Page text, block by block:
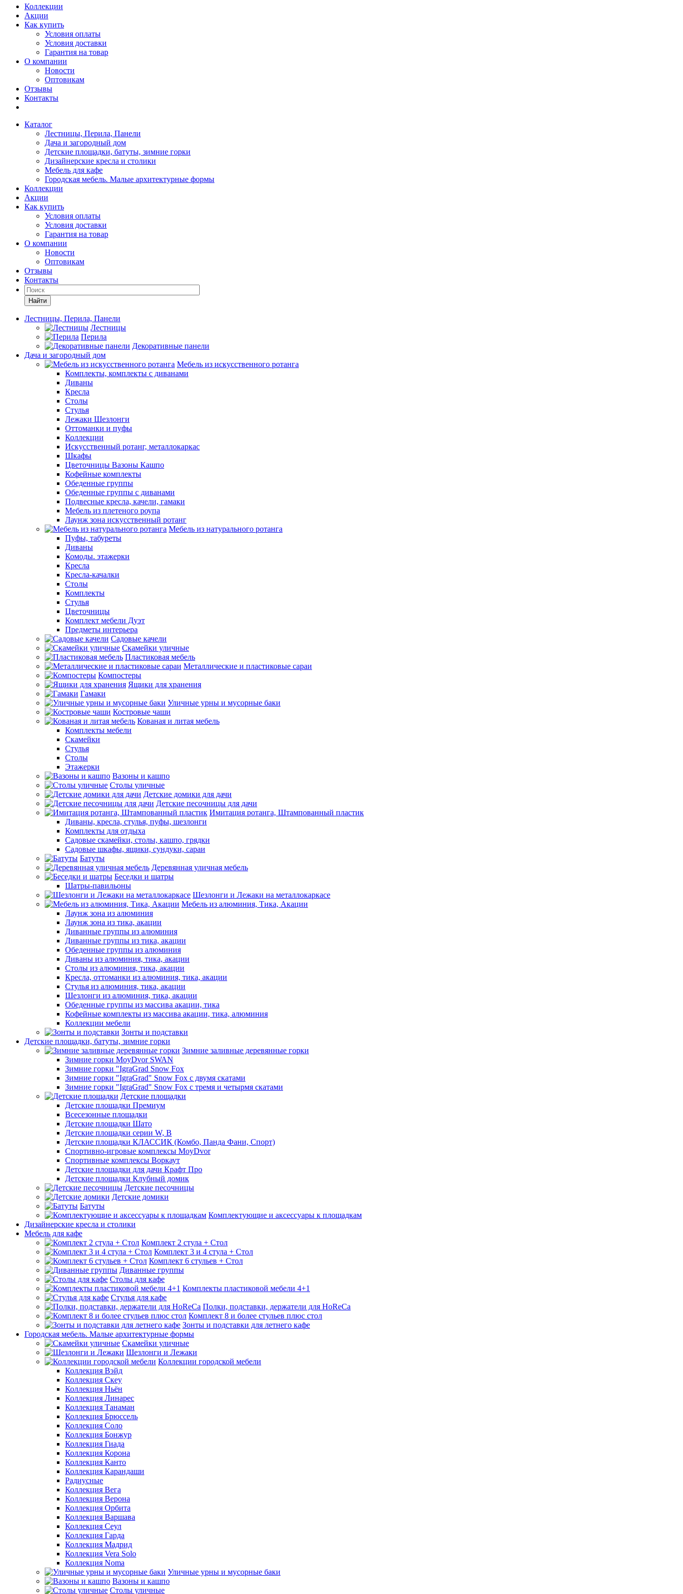
Коллекции
Акции
Как купить
Условия оплаты
Условия доставки
Гарантия на товар
О компании
Новости
Оптовикам
Отзывы
Контакты
Каталог
Лестницы, Перила, Панели
Дача и загородный дом
Детские площадки, батуты, зимние горки
Дизайнерские кресла и столики
Мебель для кафе
Городская мебель. Малые архитектурные формы
Коллекции
Акции
Как купить
Условия оплаты
Условия доставки
Гарантия на товар
О компании
Новости
Оптовикам
Отзывы
Контакты
Найти
Лестницы, Перила, Панели
Лестницы
Перила
Декоративные панели
Дача и загородный дом
Мебель из искусственного ротанга
Комплекты, комплекты с диванами
Диваны
Кресла
Столы
Стулья
Лежаки Шезлонги
Оттоманки и пуфы
Коллекции
Искусственный ротанг, металлокаркас
Шкафы
Цветочницы Вазоны Кашпо
Кофейные комплекты
Обеденные группы
Обеденные группы с диванами
Подвесные кресла, качели, гамаки
Мебель из плетеного роупа
Лаунж зона искусственный ротанг
Мебель из натурального ротанга
Пуфы, табуреты
Диваны
Комоды. этажерки
Кресла
Кресла-качалки
Столы
Комплекты
Стулья
Цветочницы
Комплект мебели Дуэт
Предметы интерьера
Садовые качели
Скамейки уличные
Пластиковая мебель
Металлические и пластиковые сараи
Компостеры
Ящики для хранения
Гамаки
Уличные урны и мусорные баки
Костровые чаши
Кованая и литая мебель
Комплекты мебели
Скамейки
Стулья
Столы
Этажерки
Вазоны и кашпо
Столы уличные
Детские домики для дачи
Детские песочницы для дачи
Имитация ротанга, Штампованный пластик
Диваны, кресла, стулья, пуфы, шезлонги
Комплекты для отдыха
Садовые скамейки, столы, кашпо, грядки
Садовые шкафы, ящики, сундуки, сараи
Батуты
Деревянная уличная мебель
Беседки и шатры
Шатры-павильоны
Шезлонги и Лежаки на металлокаркасе
Мебель из алюминия, Тика, Акации
Лаунж зона из алюминия
Лаунж зона из тика, акации
Диванные группы из алюминия
Диванные группы из тика, акации
Обеденные группы из алюминия
Диваны из алюминия, тика, акации
Столы из алюминия, тика, акации
Кресла, оттоманки из алюминия, тика, акации
Стулья из алюминия, тика, акации
Шезлонги из алюминия, тика, акации
Обеденные группы из массива акации, тика
Кофейные комплекты из массива акации, тика, алюминия
Коллекции мебели
Зонты и подставки
Детские площадки, батуты, зимние горки
Зимние заливные деревянные горки
Зимние горки MoyDvor SWAN
Зимние горки "IgraGrad Snow Fox
Зимние горки "IgraGrad" Snow Fox с двумя скатами
Зимние горки "IgraGrad" Snow Fox с тремя и четырмя скатами
Детские площадки
Детские площадки Премиум
Всесезонные площадки
Детские площадки Шато
Детские площадки серии W, В
Детские площадки КЛАССИК (Комбо, Панда Фани, Спорт)
Спортивно-игровые комплексы MoyDvor
Спортивные комплексы Воркаут
Детские площадки для дачи Крафт Про
Детские площадки Клубный домик
Детские песочницы
Детские домики
Батуты
Комплектующие и аксессуары к площадкам
Дизайнерские кресла и столики
Мебель для кафе
Комплект 2 стула + Стол
Комплект 3 и 4 стула + Стол
Комплект 6 стульев + Стол
Диванные группы
Столы для кафе
Комплекты пластиковой мебели 4+1
Стулья для кафе
Полки, подставки, держатели для HoReCa
Комплект 8 и более стульев плюс стол
Зонты и подставки для летнего кафе
Городская мебель. Малые архитектурные формы
Скамейки уличные
Шезлонги и Лежаки
Коллекции городской мебели
Коллекция Вэйд
Коллекция Скеу
Коллекция Ньён
Коллекция Линарес
Коллекция Танаман
Коллекция Брюссель
Коллекция Соло
Коллекция Бонжур
Коллекция Гиада
Коллекция Корона
Коллекция Канто
Коллекция Карандаши
Радиусные
Коллекция Вега
Коллекция Верона
Коллекция Орбита
Коллекция Варшава
Коллекция Сеул
Коллекция Гарда
Коллекция Мадрид
Коллекция Vera Solo
Коллекция Noma
Уличные урны и мусорные баки
Вазоны и кашпо
Столы уличные